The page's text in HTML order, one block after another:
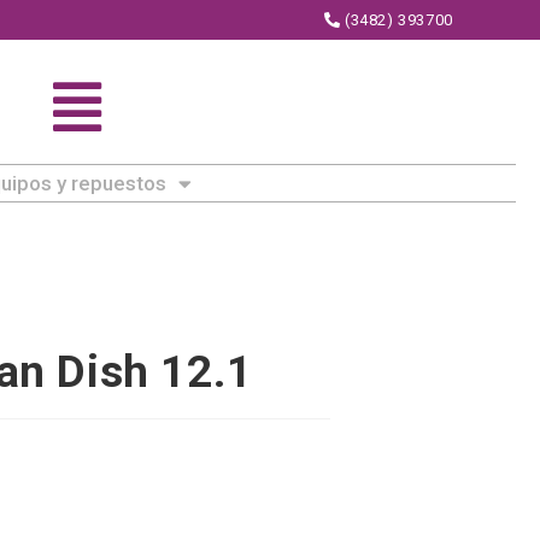
(3482) 393700
y repuestos
Dish 12.1